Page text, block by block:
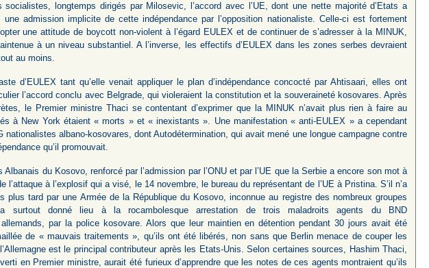
longtemps dirigés par Milosevic, l’accord avec l’UE, dont une nette majorité d’Etats a
admission implicite de cette indépendance par l’opposition nationaliste. Celle-ci est fortement
une attitude de boycott non-violent à l’égard EULEX et de continuer de s’adresser à la MINUK,
à un niveau substantiel. A l’inverse, les effectifs d’EULEX dans les zones serbes devraient
au moins.
d’EULEX tant qu’elle venait appliquer le plan d’indépendance concocté par Ahtisaari, elles ont
l’accord conclu avec Belgrade, qui violeraient la constitution et la souveraineté kosovares. Après
le Premier ministre Thaci se contentant d’exprimer que la MINUK n’avait plus rien à faire au
à New York étaient « morts » et « inexistants ». Une manifestation « anti-EULEX » a cependant
albano-kosovares, dont Autodétermination, qui avait mené une longue campagne contre
qu’il promouvait.
du Kosovo, renforcé par l’admission par l’ONU et par l’UE que la Serbie a encore son mot à
à l’explosif qui a visé, le 14 novembre, le bureau du représentant de l’UE à Pristina. S’il n’a
tard par une Armée de la République du Kosovo, inconnue au registre des nombreux groupes
surtout donné lieu à la rocambolesque arrestation de trois maladroits agents du BND
par la police kosovare. Alors que leur maintien en détention pendant 30 jours avait été
de « mauvais traitements », qu’ils ont été libérés, non sans que Berlin menace de couper les
est le principal contributeur après les Etats-Unis. Selon certaines sources, Hashim Thaci,
en Premier ministre, aurait été furieux d’apprendre que les notes de ces agents montraient qu’ils